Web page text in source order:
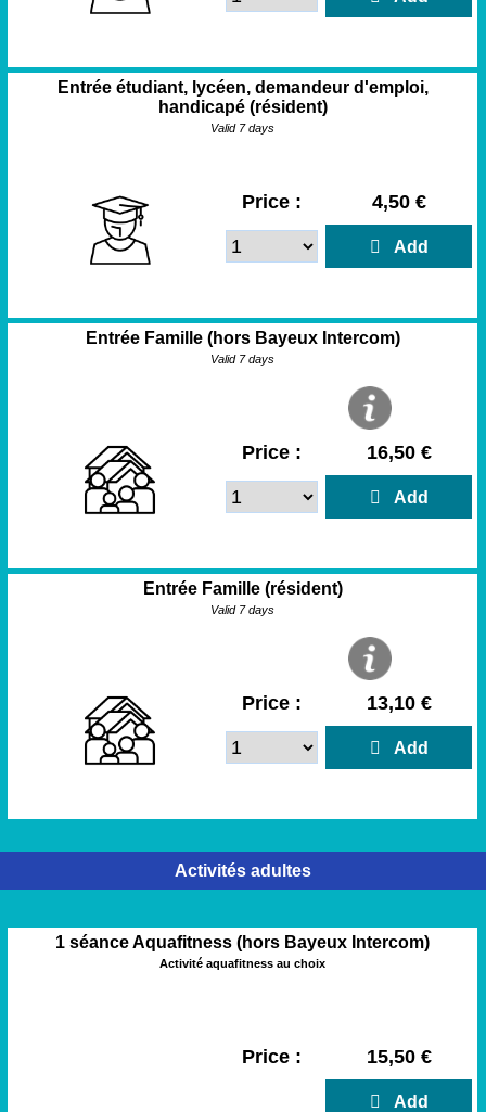
Entrée étudiant, lycéen, demandeur d'emploi,
handicapé (résident)
Valid 7 days
Price : 4,50 €
Add
Entrée Famille (hors Bayeux Intercom)
Valid 7 days
Price : 16,50 €
Add
Entrée Famille (résident)
Valid 7 days
Price : 13,10 €
Add
Activités adultes
1 séance Aquafitness (hors Bayeux Intercom)
Activité aquafitness au choix
Price : 15,50 €
Add